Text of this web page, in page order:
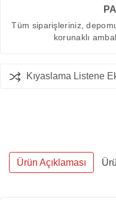
Tüm siparişleriniz,
korunaklı
Kıyaslama Listene
Ürün Açıklaması